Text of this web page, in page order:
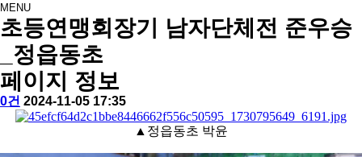
MENU
photo
초등연맹회장기 남자단체전 준우승
_정읍동초
페이지 정보
작
배
댓
0건 작
성
2024-11-05 17:35
본
문
▲정읍동초 박윤